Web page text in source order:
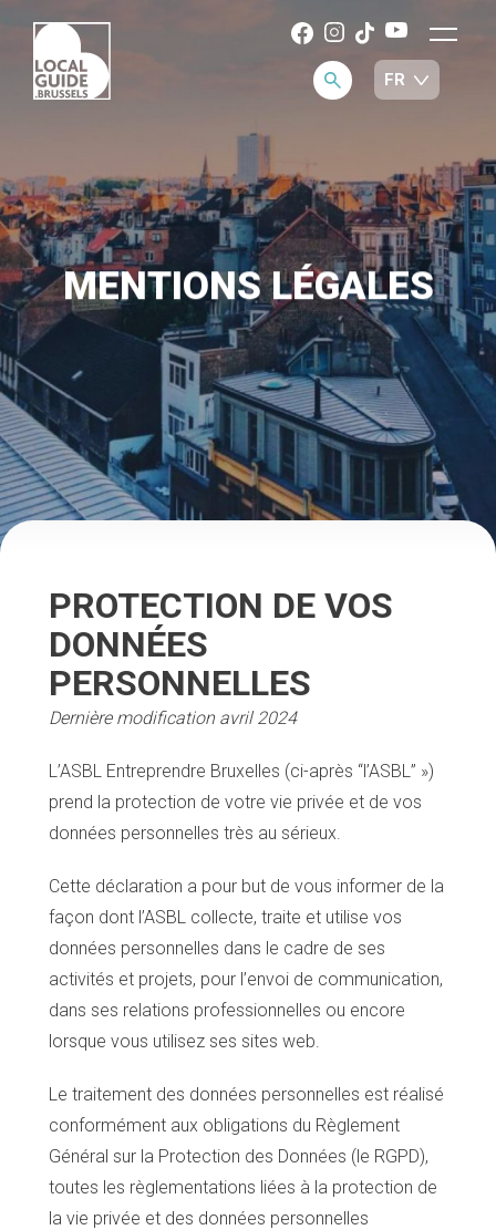
MENTIONS LÉGALES
PROTECTION DE VOS
DONNÉES
PERSONNELLES
Dernière modification avril 2024
L’ASBL Entreprendre Bruxelles (ci-après “l’ASBL” »)
prend la protection de votre vie privée et de vos
données personnelles très au sérieux.
Cette déclaration a pour but de vous informer de la
façon dont l’ASBL collecte, traite et utilise vos
données personnelles dans le cadre de ses
activités et projets, pour l’envoi de communication,
dans ses relations professionnelles ou encore
lorsque vous utilisez ses sites web.
Le traitement des données personnelles est réalisé
conformément aux obligations du Règlement
Général sur la Protection des Données (le RGPD),
toutes les règlementations liées à la protection de
la vie privée et des données personnelles